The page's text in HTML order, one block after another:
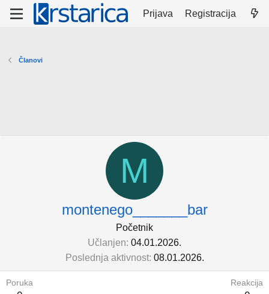
Prijava Registracija
Članovi
M
montenego_______bar
Početnik
Učlanjen 04.01.2026.
Poslednja aktivnost 08.01.2026.
Poruka Reakcija